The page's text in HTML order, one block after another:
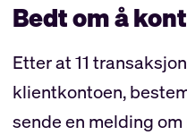
Bedt om å
Etter at 11
klientkontoen,
sende en melding